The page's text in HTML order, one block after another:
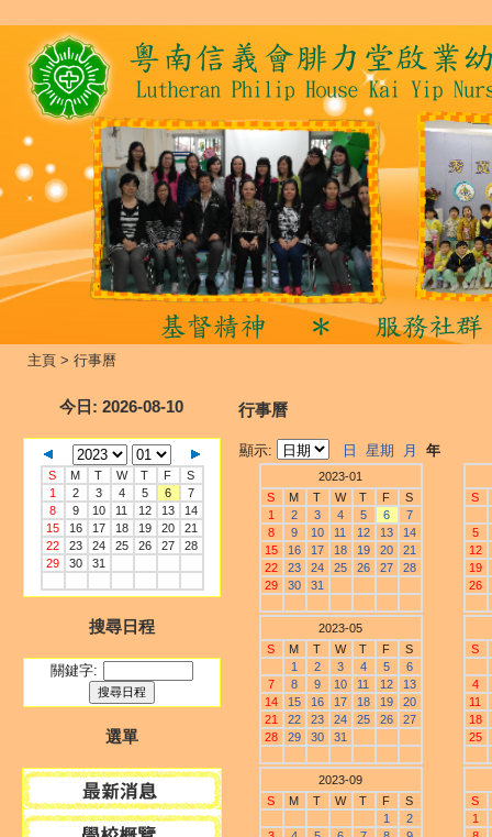
主頁 > 行事曆
今日 : 2026-08-10
S M T W T F
S
1
2 3 4 5 6
7
8
9 10 11 12 13
14
15
16 17 18 19 20
21
22
23 24 25 26 27
28
29
30 31
搜尋日程
關鍵字:
選單
行事曆
顯示: 日 星期 月 年
2023-01
S
M T W T F
S
1
2 3 4 5 6
7
8
9 10 11 12 13
14
15
16 17 18 19 20
21
22
23 24 25 26 27
28
29
30 31
S
5
12
19
26
2023-05
S
M T W T F
S
1
2 3 4 5
6
7
8 9 10 11 12
13
14
15 16 17 18 19
20
21
22 23 24 25 26
27
28
29 30 31
S
4
11
18
25
2023-09
S
M T W T F
S
1
2
S
1